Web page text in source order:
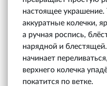
настоящее
аккуратные колечки,
а ручная роспись,
нарядной и
начинает
верхнего колечка
покатится по ветке.